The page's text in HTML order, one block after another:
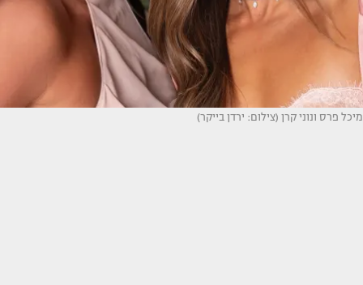
מיכל פרס ונוני קרן (צילום: ירדן בייקר)